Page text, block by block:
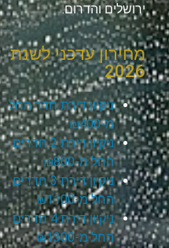
ירושלים והדרום.
מחירון עדכני לשנת
2026
ניקיון דירת חדר החל
מ-₪400
ניקיון דירת 2 חדרים
החל מ-₪800
ניקיון דירת 3 חדרים
החל מ-₪1100
ניקיון דירת 4 חדרים
החל מ-₪1300